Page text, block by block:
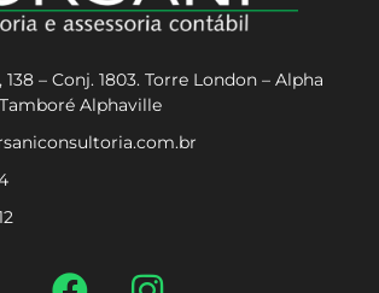
– Conj. 1803. Torre London – Alpha
Alphaville